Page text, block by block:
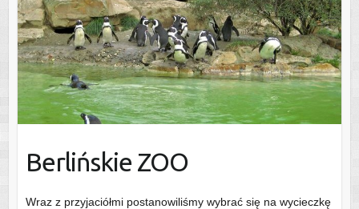
Berlińskie ZOO
Wraz z przyjaciółmi postanowiliśmy wybrać się na wycieczkę